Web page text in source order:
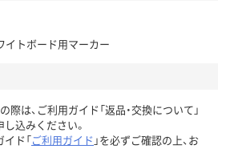
イトボード用マーカー
際は、ご利用ガイド「返品・交換について」
込みください。
ド「ご利用ガイド 」を必ずご確認の上、お